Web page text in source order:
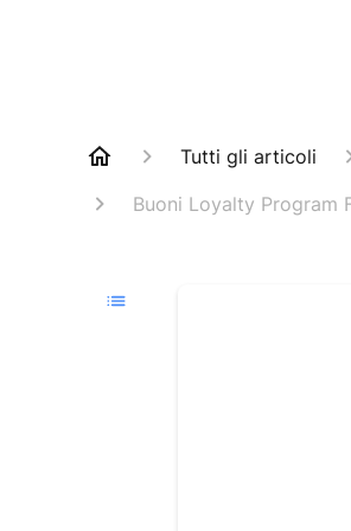
Tutti gli articoli
Buoni Loyalty Program